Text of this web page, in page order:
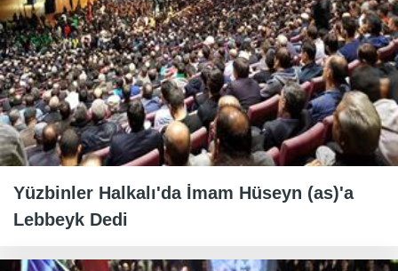
Yüzbinler Halkalı'da İmam Hüseyn (as)'a
Lebbeyk Dedi